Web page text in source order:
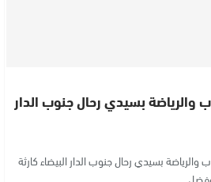
بسيدي رحال جنوب الدار
بسيدي رحال جنوب الدار البيضاء كارثة